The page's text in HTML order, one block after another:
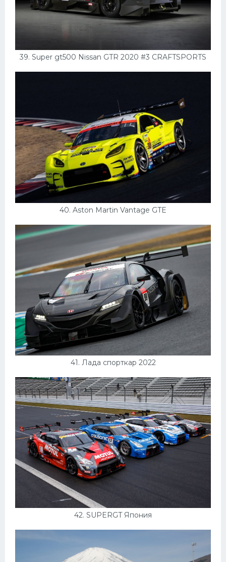
39. Super gt500 Nissan GTR 2020 #3 CRAFTSPORTS
40. Aston Martin Vantage GTE
41. Лада спорткар 2022
42. SUPERGT Япония